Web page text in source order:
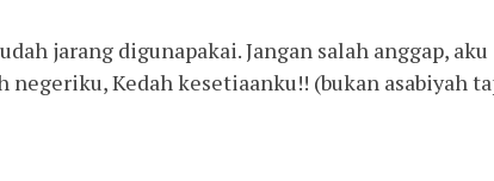
jarang digunapakai. Jangan salah anggap, aku
negeriku, Kedah kesetiaanku!! (bukan asabiyah